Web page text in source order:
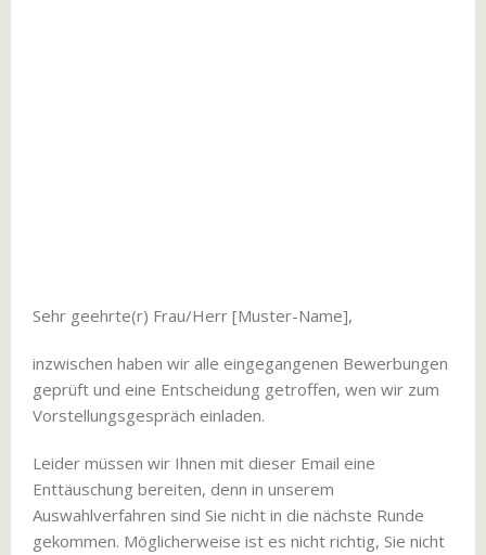
Sehr geehrte(r) Frau/Herr [Muster-Name],
inzwischen haben wir alle eingegangenen Bewerbungen
geprüft und eine Entscheidung getroffen, wen wir zum
Vorstellungsgespräch einladen.
Leider müssen wir Ihnen mit dieser Email eine
Enttäuschung bereiten, denn in unserem
Auswahlverfahren sind Sie nicht in die nächste Runde
gekommen. Möglicherweise ist es nicht richtig, Sie nicht